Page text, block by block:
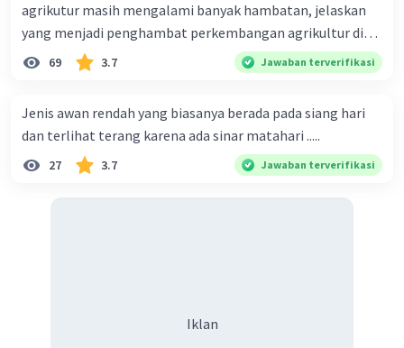
agrikutur masih mengalami banyak hambatan, jelaskan
yang menjadi penghambat perkembangan agrikultur di
indonesia
69 3.7 Jawaban terverifikasi
Jenis awan rendah yang biasanya berada pada siang hari
dan terlihat terang karena ada sinar matahari .....
27 3.7 Jawaban terverifikasi
Iklan